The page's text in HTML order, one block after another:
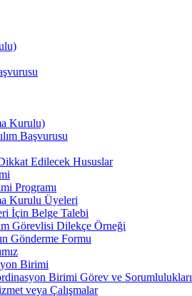
Kurulu)
Başvurusu
Edilecek Hususlar
Programı
Kurulu Üyeleri
İçin Belge Talebi
Görevlisi Dilekçe Örneği
Gönderme Formu
Birimi
Birimi Görev ve Sorumlulukları
veya Çalışmalar